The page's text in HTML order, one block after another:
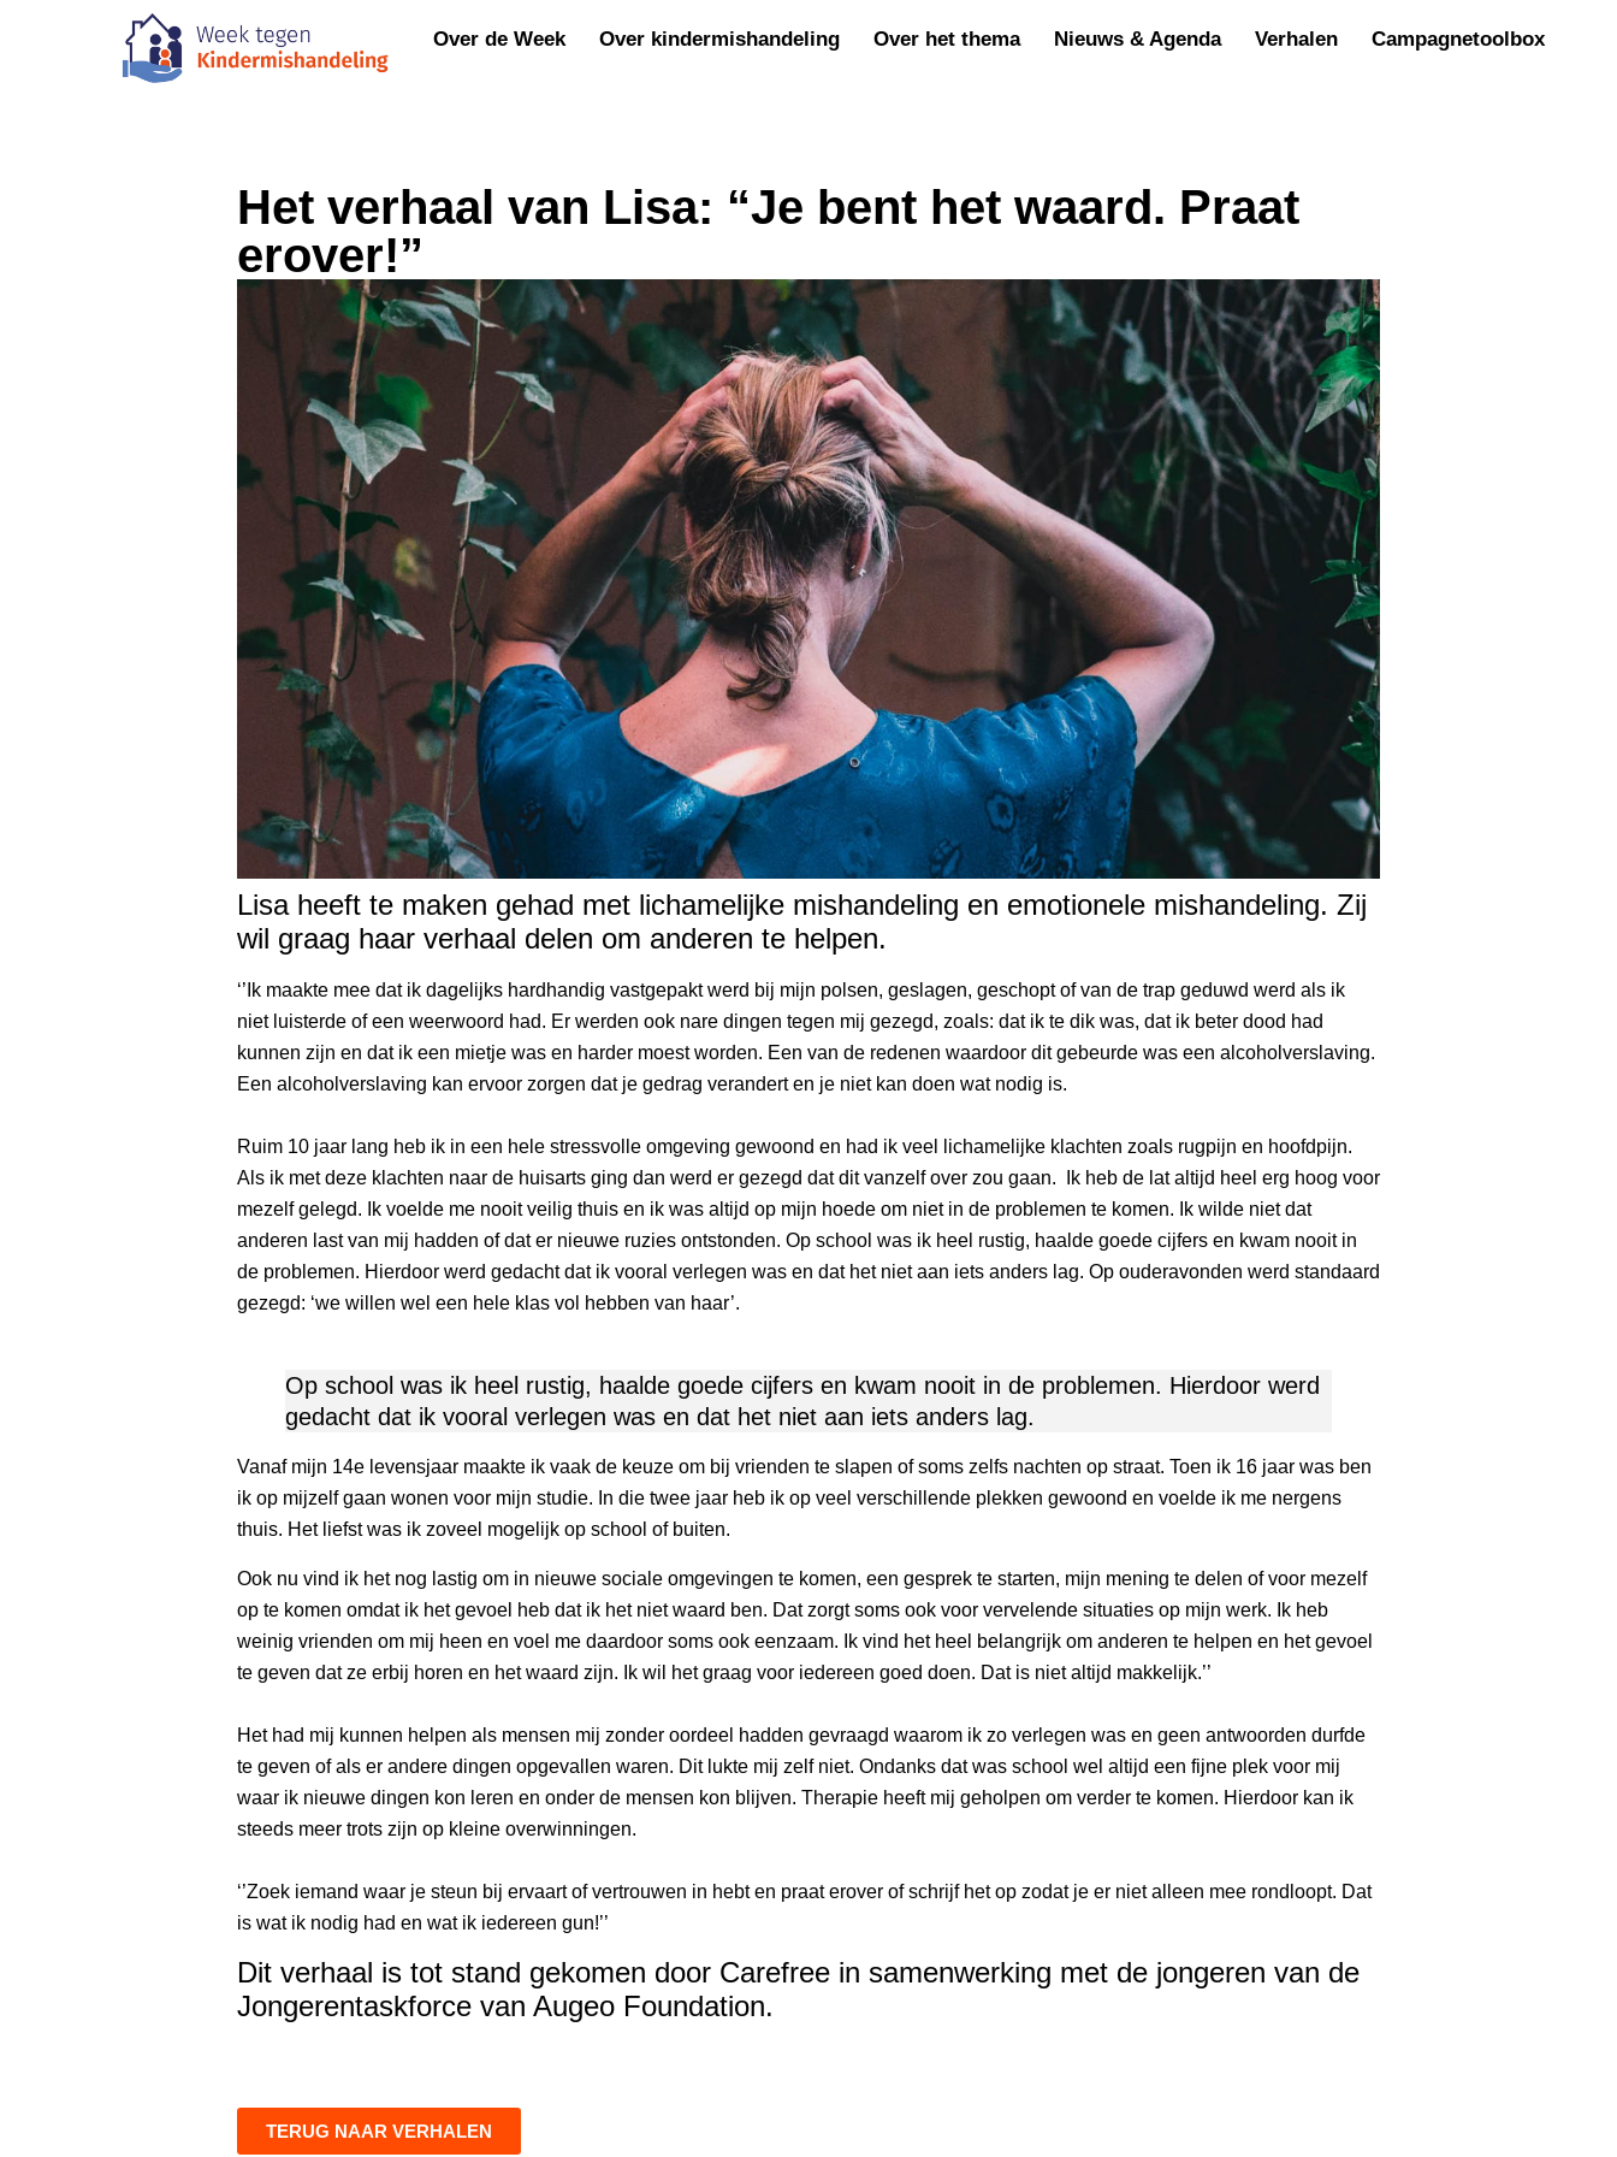
Over de Week Over kindermishandeling Over het thema Nieuws & Agenda Verhalen Campagnetoolbox
Het verhaal van Lisa: “Je bent het waard. Praat
erover!”
Lisa heeft te maken gehad met lichamelijke mishandeling en emotionele mishandeling. Zij
wil graag haar verhaal delen om anderen te helpen.
‘’Ik maakte mee dat ik dagelijks hardhandig vastgepakt werd bij mijn polsen, geslagen, geschopt of van de trap geduwd werd als ik
niet luisterde of een weerwoord had. Er werden ook nare dingen tegen mij gezegd, zoals: dat ik te dik was, dat ik beter dood had
kunnen zijn en dat ik een mietje was en harder moest worden. Een van de redenen waardoor dit gebeurde was een alcoholverslaving.
Een alcoholverslaving kan ervoor zorgen dat je gedrag verandert en je niet kan doen wat nodig is.
Ruim 10 jaar lang heb ik in een hele stressvolle omgeving gewoond en had ik veel lichamelijke klachten zoals rugpijn en hoofdpijn.
Als ik met deze klachten naar de huisarts ging dan werd er gezegd dat dit vanzelf over zou gaan. Ik heb de lat altijd heel erg hoog voor
mezelf gelegd. Ik voelde me nooit veilig thuis en ik was altijd op mijn hoede om niet in de problemen te komen. Ik wilde niet dat
anderen last van mij hadden of dat er nieuwe ruzies ontstonden. Op school was ik heel rustig, haalde goede cijfers en kwam nooit in
de problemen. Hierdoor werd gedacht dat ik vooral verlegen was en dat het niet aan iets anders lag. Op ouderavonden werd standaard
gezegd: ‘we willen wel een hele klas vol hebben van haar’.
Op school was ik heel rustig, haalde goede cijfers en kwam nooit in de problemen. Hierdoor werd
gedacht dat ik vooral verlegen was en dat het niet aan iets anders lag.
Vanaf mijn 14e levensjaar maakte ik vaak de keuze om bij vrienden te slapen of soms zelfs nachten op straat. Toen ik 16 jaar was ben
ik op mijzelf gaan wonen voor mijn studie. In die twee jaar heb ik op veel verschillende plekken gewoond en voelde ik me nergens
thuis. Het liefst was ik zoveel mogelijk op school of buiten.
Ook nu vind ik het nog lastig om in nieuwe sociale omgevingen te komen, een gesprek te starten, mijn mening te delen of voor mezelf
op te komen omdat ik het gevoel heb dat ik het niet waard ben. Dat zorgt soms ook voor vervelende situaties op mijn werk. Ik heb
weinig vrienden om mij heen en voel me daardoor soms ook eenzaam. Ik vind het heel belangrijk om anderen te helpen en het gevoel
te geven dat ze erbij horen en het waard zijn. Ik wil het graag voor iedereen goed doen. Dat is niet altijd makkelijk.’’
Het had mij kunnen helpen als mensen mij zonder oordeel hadden gevraagd waarom ik zo verlegen was en geen antwoorden durfde
te geven of als er andere dingen opgevallen waren. Dit lukte mij zelf niet. Ondanks dat was school wel altijd een fijne plek voor mij
waar ik nieuwe dingen kon leren en onder de mensen kon blijven. Therapie heeft mij geholpen om verder te komen. Hierdoor kan ik
steeds meer trots zijn op kleine overwinningen.
‘’Zoek iemand waar je steun bij ervaart of vertrouwen in hebt en praat erover of schrijf het op zodat je er niet alleen mee rondloopt. Dat
is wat ik nodig had en wat ik iedereen gun!’’
Dit verhaal is tot stand gekomen door Carefree in samenwerking met de jongeren van de
Jongerentaskforce van Augeo Foundation.
TERUG NAAR VERHALEN